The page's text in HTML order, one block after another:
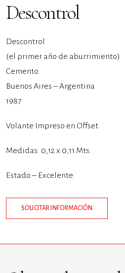
Descontrol
Descontrol
(el primer año de aburrimiento)
Cemento
Buenos Aires – Argentina
1987
Volante Impreso en Offset
Medidas: 0,12 x 0,11 Mts.
Estado – Excelente
SOLICITAR INFORMACIÓN